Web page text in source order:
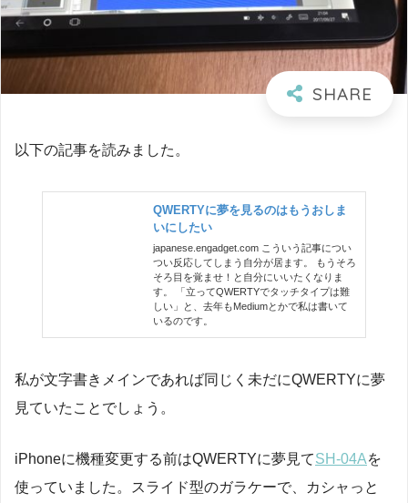
以下の記事を読みました。
QWERTYに夢を見るのはもうおしま
いにしたい
japanese.engadget.com こういう記事につい
つい反応してしまう自分が居ます。 もうそろ
そろ目を覚ませ！と自分にいいたくなりま
す。 「立ってQWERTYでタッチタイプは難
しい」と、去年もMediumとかで私は書いて
いるのです。
私が文字書きメインであれば同じく未だにQWERTYに夢
見ていたことでしょう。
iPhoneに機種変更する前はQWERTYに夢見てSH-04Aを
使っていました。スライド型のガラケーで、カシャっと